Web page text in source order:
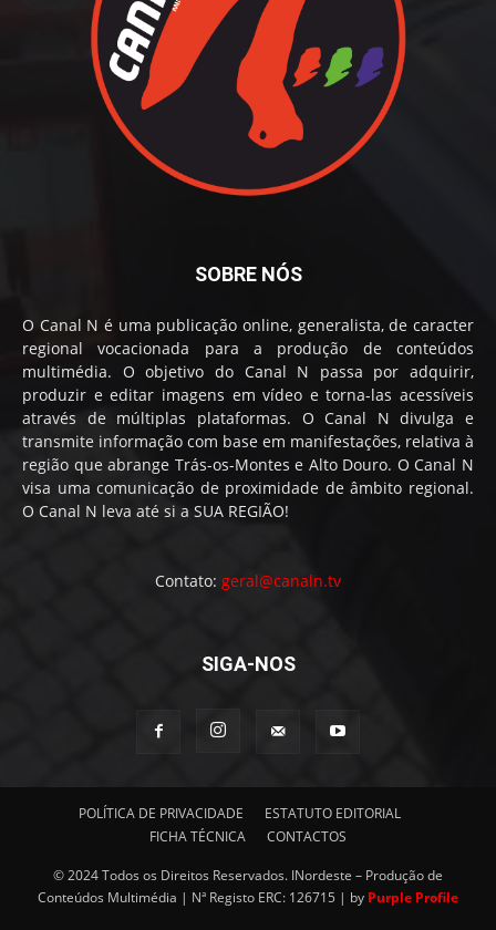
SOBRE NÓS
O Canal N é uma publicação online, generalista, de caracter
regional vocacionada para a produção de conteúdos
multimédia. O objetivo do Canal N passa por adquirir,
produzir e editar imagens em vídeo e torna-las acessíveis
através de múltiplas plataformas. O Canal N divulga e
transmite informação com base em manifestações, relativa à
região que abrange Trás-os-Montes e Alto Douro. O Canal N
visa uma comunicação de proximidade de âmbito regional.
O Canal N leva até si a SUA REGIÃO!
Contato: geral@canaln.tv
SIGA-NOS
POLÍTICA DE PRIVACIDADE
ESTATUTO EDITORIAL
FICHA TÉCNICA
CONTACTOS
© 2024 Todos os Direitos Reservados. INordeste – Produção de
Conteúdos Multimédia | Nª Registo ERC: 126715 | by Purple Profile